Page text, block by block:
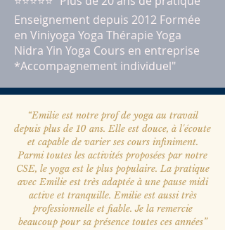
Enseignement depuis 2012 Formée
en Viniyoga Yoga Thérapie Yoga
Nidra Yin Yoga Cours en entreprise
*Accompagnement individuel"
“Emilie est notre prof de yoga au travail
depuis plus de 10 ans. Elle est douce, à l'écoute
et capable de varier ses cours infiniment.
Parmi toutes les activités proposées par notre
CSE, le yoga est le plus populaire. La pratique
avec Emilie est très adaptée à une pause midi
active et tranquille. Emilie est aussi très
professionnelle et fiable. Je la remercie
beaucoup pour sa présence toutes ces années”